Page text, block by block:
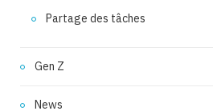
Partage des tâches
Gen Z
News